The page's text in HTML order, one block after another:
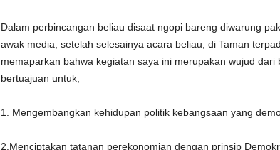
Dalam perbincangan beliau disaat ngopi bareng diwarung
awak media, setelah selesainya acara beliau, di Taman
memaparkan bahwa kegiatan saya ini merupakan wujud dari
bertuajuan untuk,
1. Mengembangkan kehidupan politik kebangsaan yang
2.Menciptakan tatanan perekonomian dengan prinsip